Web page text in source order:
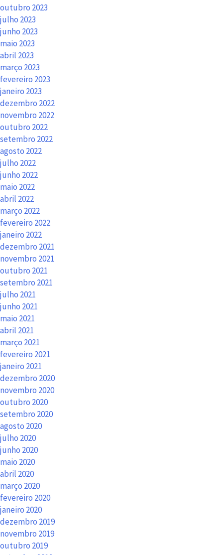
outubro 2023
julho 2023
junho 2023
maio 2023
abril 2023
março 2023
fevereiro 2023
janeiro 2023
dezembro 2022
novembro 2022
outubro 2022
setembro 2022
agosto 2022
julho 2022
junho 2022
maio 2022
abril 2022
março 2022
fevereiro 2022
janeiro 2022
dezembro 2021
novembro 2021
outubro 2021
setembro 2021
julho 2021
junho 2021
maio 2021
abril 2021
março 2021
fevereiro 2021
janeiro 2021
dezembro 2020
novembro 2020
outubro 2020
setembro 2020
agosto 2020
julho 2020
junho 2020
maio 2020
abril 2020
março 2020
fevereiro 2020
janeiro 2020
dezembro 2019
novembro 2019
outubro 2019